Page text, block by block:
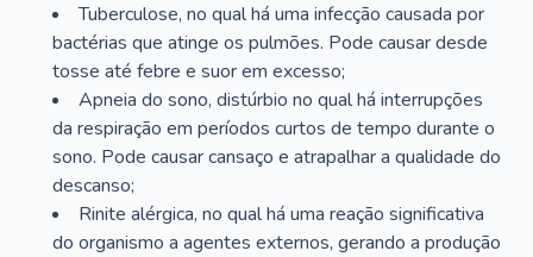
Tuberculose, no qual há uma infecção causada por
bactérias que atinge os pulmões. Pode causar desde
tosse até febre e suor em excesso;
Apneia do sono, distúrbio no qual há interrupções
da respiração em períodos curtos de tempo durante o
sono. Pode causar cansaço e atrapalhar a qualidade do
descanso;
Rinite alérgica, no qual há uma reação significativa
do organismo a agentes externos, gerando a produção